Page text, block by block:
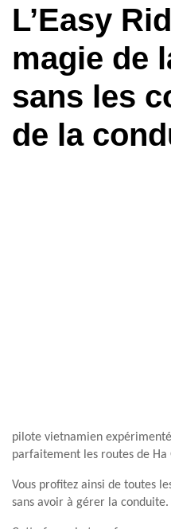
L’Easy
magie de
sans les
de la
pilote vietnamien
parfaitement les routes de Ha
Vous profitez ainsi de toutes
sans avoir à gérer la conduite.